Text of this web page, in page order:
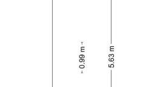
Via de trapopgang in de hal/
eerste verdieping, voorzien
laminaatvloer. De overloop
slaapkamers en
een lichtkoepel in het
op de etage binnenkomt.